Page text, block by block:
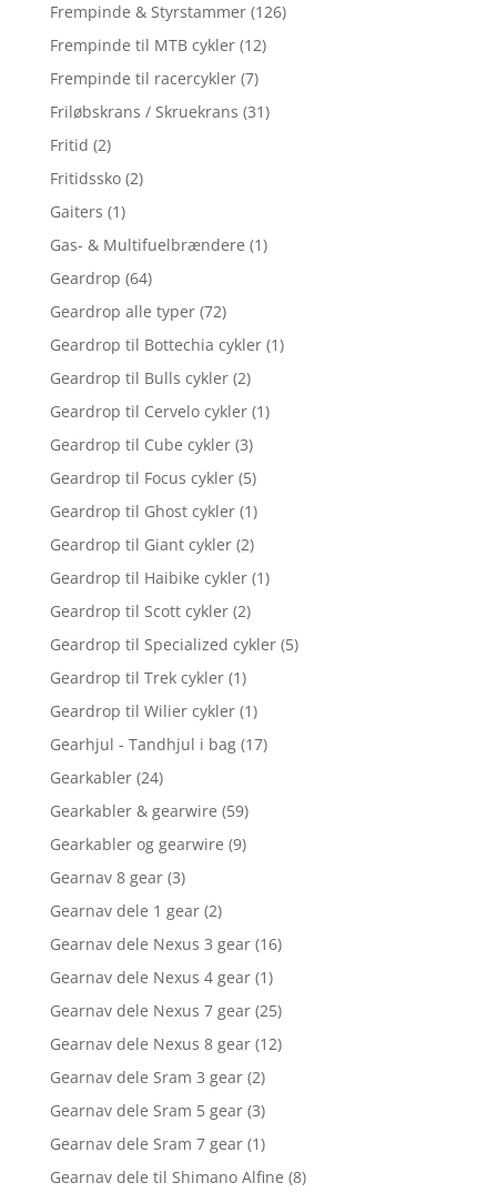
Frempinde & Styrstammer (126)
Frempinde til MTB cykler (12)
Frempinde til racercykler (7)
Friløbskrans / Skruekrans (31)
Fritid (2)
Fritidssko (2)
Gaiters (1)
Gas- & Multifuelbrændere (1)
Geardrop (64)
Geardrop alle typer (72)
Geardrop til Bottechia cykler (1)
Geardrop til Bulls cykler (2)
Geardrop til Cervelo cykler (1)
Geardrop til Cube cykler (3)
Geardrop til Focus cykler (5)
Geardrop til Ghost cykler (1)
Geardrop til Giant cykler (2)
Geardrop til Haibike cykler (1)
Geardrop til Scott cykler (2)
Geardrop til Specialized cykler (5)
Geardrop til Trek cykler (1)
Geardrop til Wilier cykler (1)
Gearhjul - Tandhjul i bag (17)
Gearkabler (24)
Gearkabler & gearwire (59)
Gearkabler og gearwire (9)
Gearnav 8 gear (3)
Gearnav dele 1 gear (2)
Gearnav dele Nexus 3 gear (16)
Gearnav dele Nexus 4 gear (1)
Gearnav dele Nexus 7 gear (25)
Gearnav dele Nexus 8 gear (12)
Gearnav dele Sram 3 gear (2)
Gearnav dele Sram 5 gear (3)
Gearnav dele Sram 7 gear (1)
Gearnav dele til Shimano Alfine (8)